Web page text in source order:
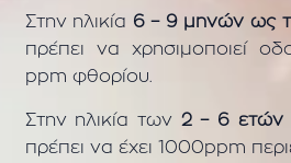
Στην ηλικία 6 – 9 μηνών ως
πρέπει να χρησιμοποιεί
ppm φθορίου.
Στην ηλικία των 2 – 6 ετών
πρέπει να έχει 1000ppm